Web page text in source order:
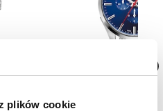
plików cookie